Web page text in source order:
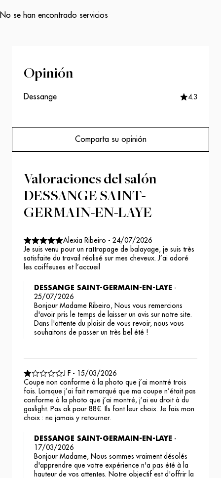
No se han encontrado servicios
Valoraciones del salón
DESSANGE SAINT-
GERMAIN-EN-LAYE
Alexia Ribeiro - 24/07/2026
Je suis venu pour un rattrapage de balayage, je suis très
satisfaite du travail réalisé sur mes cheveux. J’ai adoré
les coiffeuses et l’accueil
DESSANGE SAINT-GERMAIN-EN-LAYE -
25/07/2026
Bonjour Madame Ribeiro, Nous vous remercions
d'avoir pris le temps de laisser un avis sur notre site.
Dans l'attente du plaisir de vous revoir, nous vous
souhaitons de passer un très bel été !
J F - 15/03/2026
Coupe non conforme à la photo que j’ai montré trois
fois. Lorsque j’ai fait remarqué que ma coupe n’était pas
conforme à la photo que j’ai montré, j’ai eu droit à du
gaslight. Pas ok pour 88€. Ils font leur choix. Je fais mon
choix : ne jamais y retourner.
DESSANGE SAINT-GERMAIN-EN-LAYE -
17/03/2026
Bonjour Madame, Nous sommes vraiment désolés
d'apprendre que votre expérience n'a pas été à la
hauteur de vos attentes. Notre objectif est d'offrir la
Opinión
Dessange 4.3
Comparta su opinión